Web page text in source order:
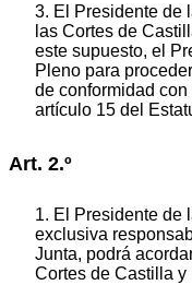
3. El Presidente de
las Cortes de
este supuesto, el
Pleno para
de conformidad
artículo 15 del
Art. 2.º
1. El Presidente de
exclusiva
Junta, podrá
Cortes de Castilla y